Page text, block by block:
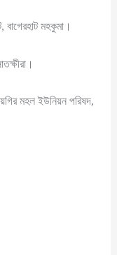
বাগেরহাট মহকুমা।
মহল ইউনিয়ন পরিষদ,